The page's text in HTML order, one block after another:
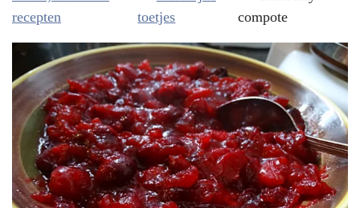
recepten
toetjes
compote